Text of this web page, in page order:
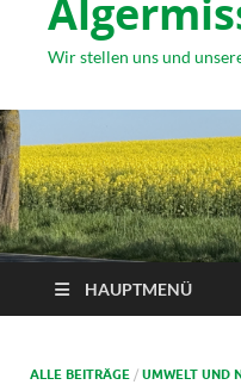
Wir stellen uns und
HAUPTMENÜ
ALLE BEITRÄGE / UMWELT UND